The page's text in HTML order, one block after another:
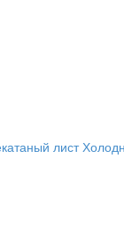
лист